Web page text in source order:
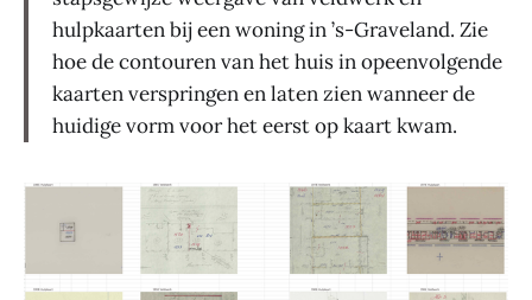
hulpkaarten bij een woning in ’s-Graveland. Zie
hoe de contouren van het huis in opeenvolgende
kaarten verspringen en laten zien wanneer de
huidige vorm voor het eerst op kaart kwam.